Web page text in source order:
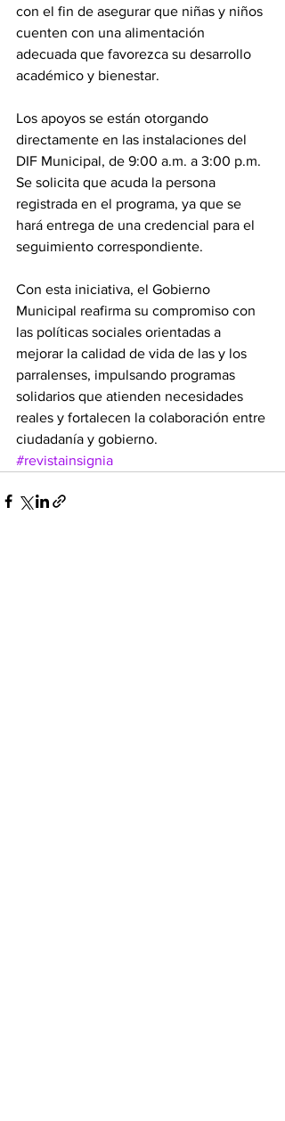
con el fin de asegurar que niñas y niños
cuenten con una alimentación
adecuada que favorezca su desarrollo
académico y bienestar.
Los apoyos se están otorgando
directamente en las instalaciones del
DIF Municipal, de 9:00 a.m. a 3:00 p.m.
Se solicita que acuda la persona
registrada en el programa, ya que se
hará entrega de una credencial para el
seguimiento correspondiente.
Con esta iniciativa, el Gobierno
Municipal reafirma su compromiso con
las políticas sociales orientadas a
mejorar la calidad de vida de las y los
parralenses, impulsando programas
solidarios que atienden necesidades
reales y fortalecen la colaboración entre
ciudadanía y gobierno.
#revistainsignia